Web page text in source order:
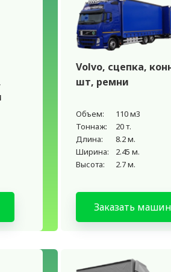
Volvo, сцепка,
шт, ремни
Объем:
110 м3
Тоннаж:
20 т.
Длина:
8.2 м.
Ширина:
2.45 м.
Высота:
2.7 м.
Заказать